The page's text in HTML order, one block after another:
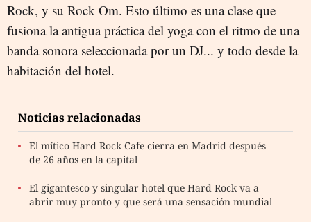
Rock, y su Rock Om. Esto último es una clase que
fusiona la antigua práctica del yoga con el ritmo de una
banda sonora seleccionada por un DJ... y todo desde la
habitación del hotel.
Noticias relacionadas
El mítico Hard Rock Cafe cierra en Madrid después
de 26 años en la capital
El gigantesco y singular hotel que Hard Rock va a
abrir muy pronto y que será una sensación mundial